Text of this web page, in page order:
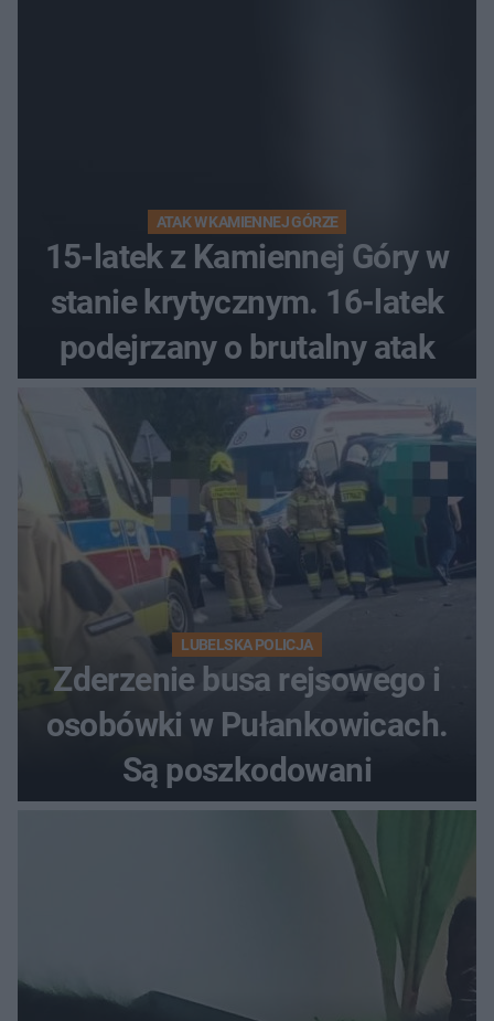
ATAK W KAMIENNEJ GÓRZE
15-latek z Kamiennej Góry w
stanie krytycznym. 16-latek
podejrzany o brutalny atak
LUBELSKA POLICJA
Zderzenie busa rejsowego i
osobówki w Pułankowicach.
Są poszkodowani